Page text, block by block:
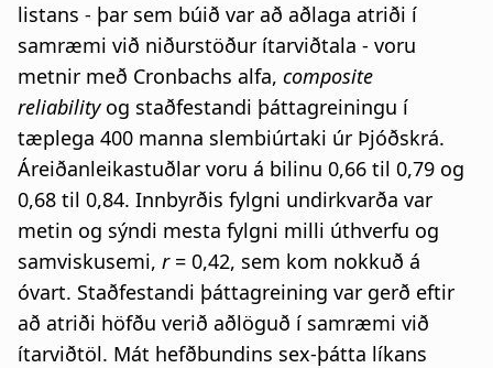
listans - þar sem búið var að aðlaga atriði í
samræmi við niðurstöður ítarviðtala - voru
metnir með Cronbachs alfa, composite
reliability og staðfestandi þáttagreiningu í
tæplega 400 manna slembiúrtaki úr Þjóðskrá.
Áreiðanleikastuðlar voru á bilinu 0,66 til 0,79 og
0,68 til 0,84. Innbyrðis fylgni undirkvarða var
metin og sýndi mesta fylgni milli úthverfu og
samviskusemi, r = 0,42, sem kom nokkuð á
óvart. Staðfestandi þáttagreining var gerð eftir
að atriði höfðu verið aðlöguð í samræmi við
ítarviðtöl. Mát hefðbundins sex-þátta líkans